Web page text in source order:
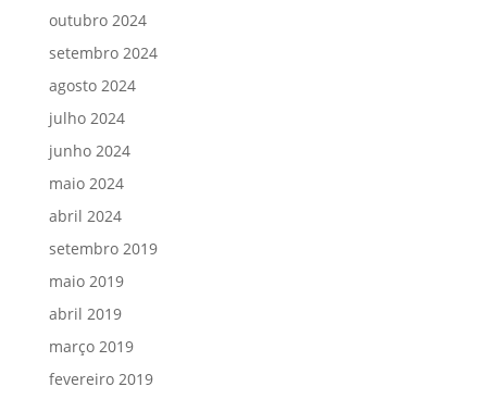
outubro 2024
setembro 2024
agosto 2024
julho 2024
junho 2024
maio 2024
abril 2024
setembro 2019
maio 2019
abril 2019
março 2019
fevereiro 2019